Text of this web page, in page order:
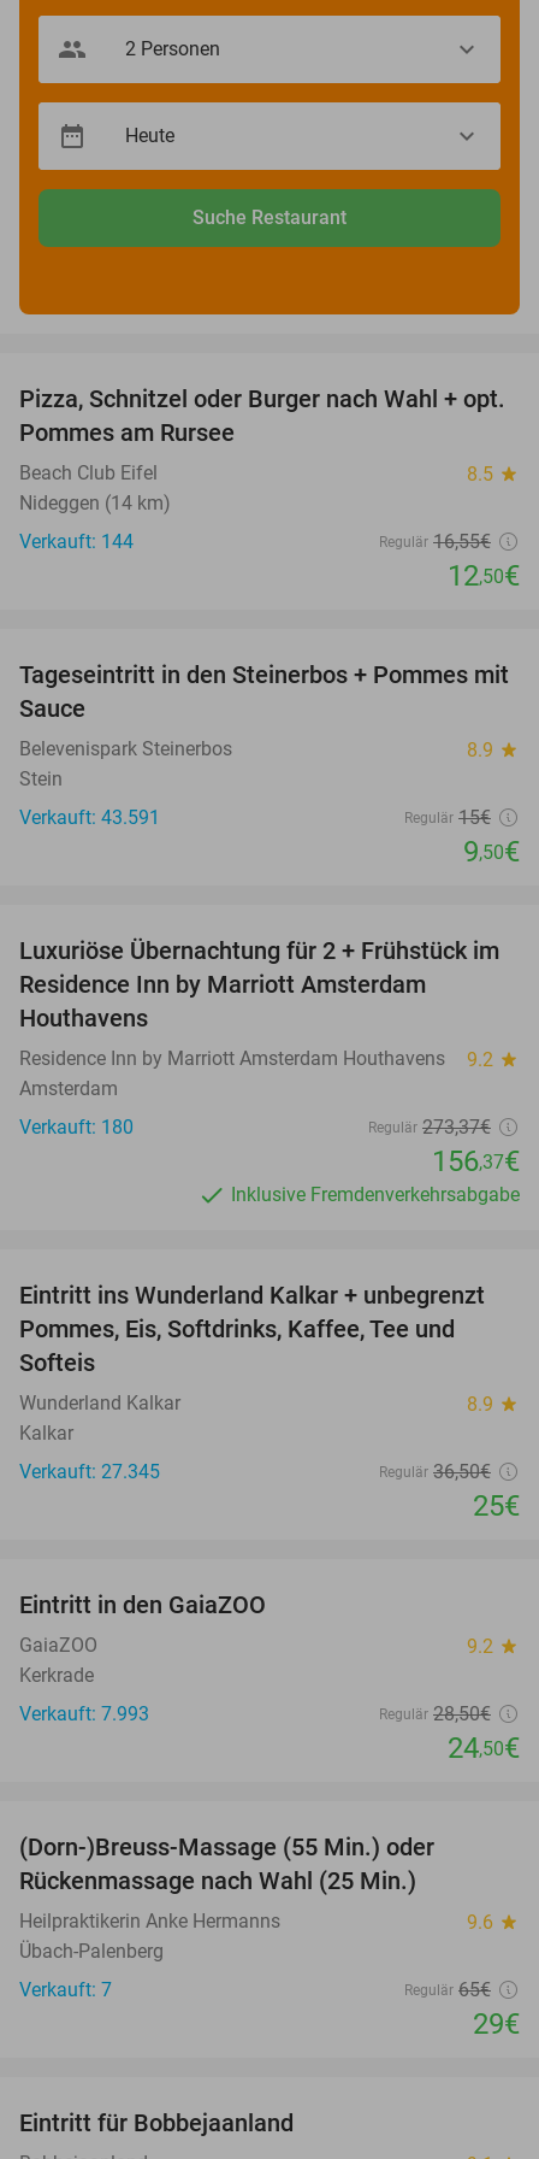
Suche Restaurant
24%
Pizza, Schnitzel oder Burger nach Wahl + opt.
Pommes am Rursee
Beach Club Eifel 8.5 star
Nideggen (14 km)
Verkauft: 144
Regulär 16,55€
12,50€
37%
Tageseintritt in den Steinerbos + Pommes mit
Sauce
Belevenispark Steinerbos 8.9 star
Stein
Verkauft: 43.591
Regulär 15€
9,50€
43%
Luxuriöse Übernachtung für 2 + Frühstück im
Residence Inn by Marriott Amsterdam
Houthavens
Residence Inn by Marriott Amsterdam Houthavens 9.2 star
Amsterdam
Verkauft: 180
Regulär 273,37€
156,37€
Inklusive Fremdenverkehrsabgabe
32%
Eintritt ins Wunderland Kalkar + unbegrenzt
Pommes, Eis, Softdrinks, Kaffee, Tee und
Softeis
Wunderland Kalkar 8.9 star
Kalkar
Verkauft: 27.345
Regulär 36,50€
25€
Eintritt in den GaiaZOO
GaiaZOO 9.2 star
Kerkrade
Verkauft: 7.993
Regulär 28,50€
24,50€
(Dorn-)Breuss-Massage (55 Min.) oder
Rückenmassage nach Wahl (25 Min.)
Heilpraktikerin Anke Hermanns 9.6 star
Übach-Palenberg
Verkauft: 7
Regulär 65€
29€
Eintritt für Bobbejaanland